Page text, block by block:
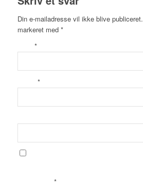
Din e-mailadresse vil ikke blive publiceret.
markeret med *
*
*
*